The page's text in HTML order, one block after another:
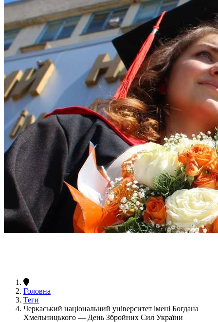
Головна
Теги
Черкаський національний університет імені Богдана
Хмельницького — День Збройних Сил України